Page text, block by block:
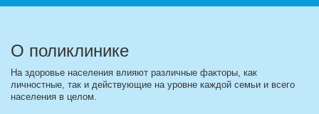
О поликлинике
На здоровье населения влияют различные факторы, как
личностные, так и действующие на уровне каждой семьи и всего
населения в целом.